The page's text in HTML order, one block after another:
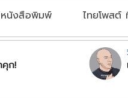
หนังสือพิมพ์ ไทยโพสต์
คุก!